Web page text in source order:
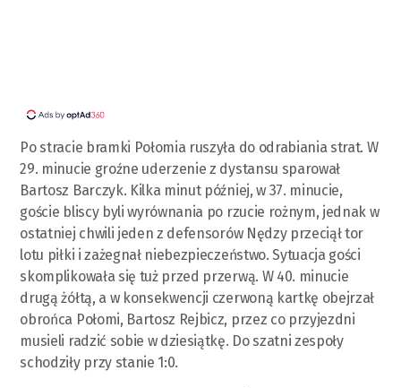
Po stracie bramki Połomia ruszyła do odrabiania strat. W
29. minucie groźne uderzenie z dystansu sparował
Bartosz Barczyk. Kilka minut później, w 37. minucie,
goście bliscy byli wyrównania po rzucie rożnym, jednak w
ostatniej chwili jeden z defensorów Nędzy przeciął tor
lotu piłki i zażegnał niebezpieczeństwo. Sytuacja gości
skomplikowała się tuż przed przerwą. W 40. minucie
drugą żółtą, a w konsekwencji czerwoną kartkę obejrzał
obrońca Połomi, Bartosz Rejbicz, przez co przyjezdni
musieli radzić sobie w dziesiątkę. Do szatni zespoły
schodziły przy stanie 1:0.